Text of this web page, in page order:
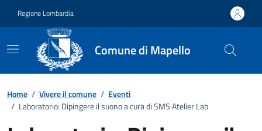
Regione Lombardia
Comune di Mapello
Home / Vivere il comune / Eventi
/ Laboratorio: Dipingere il suono a cura di SMS Atelier Lab